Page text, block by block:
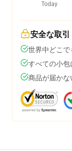
Today
安全な取引
世界中どこで
すべての小
商品が届かな